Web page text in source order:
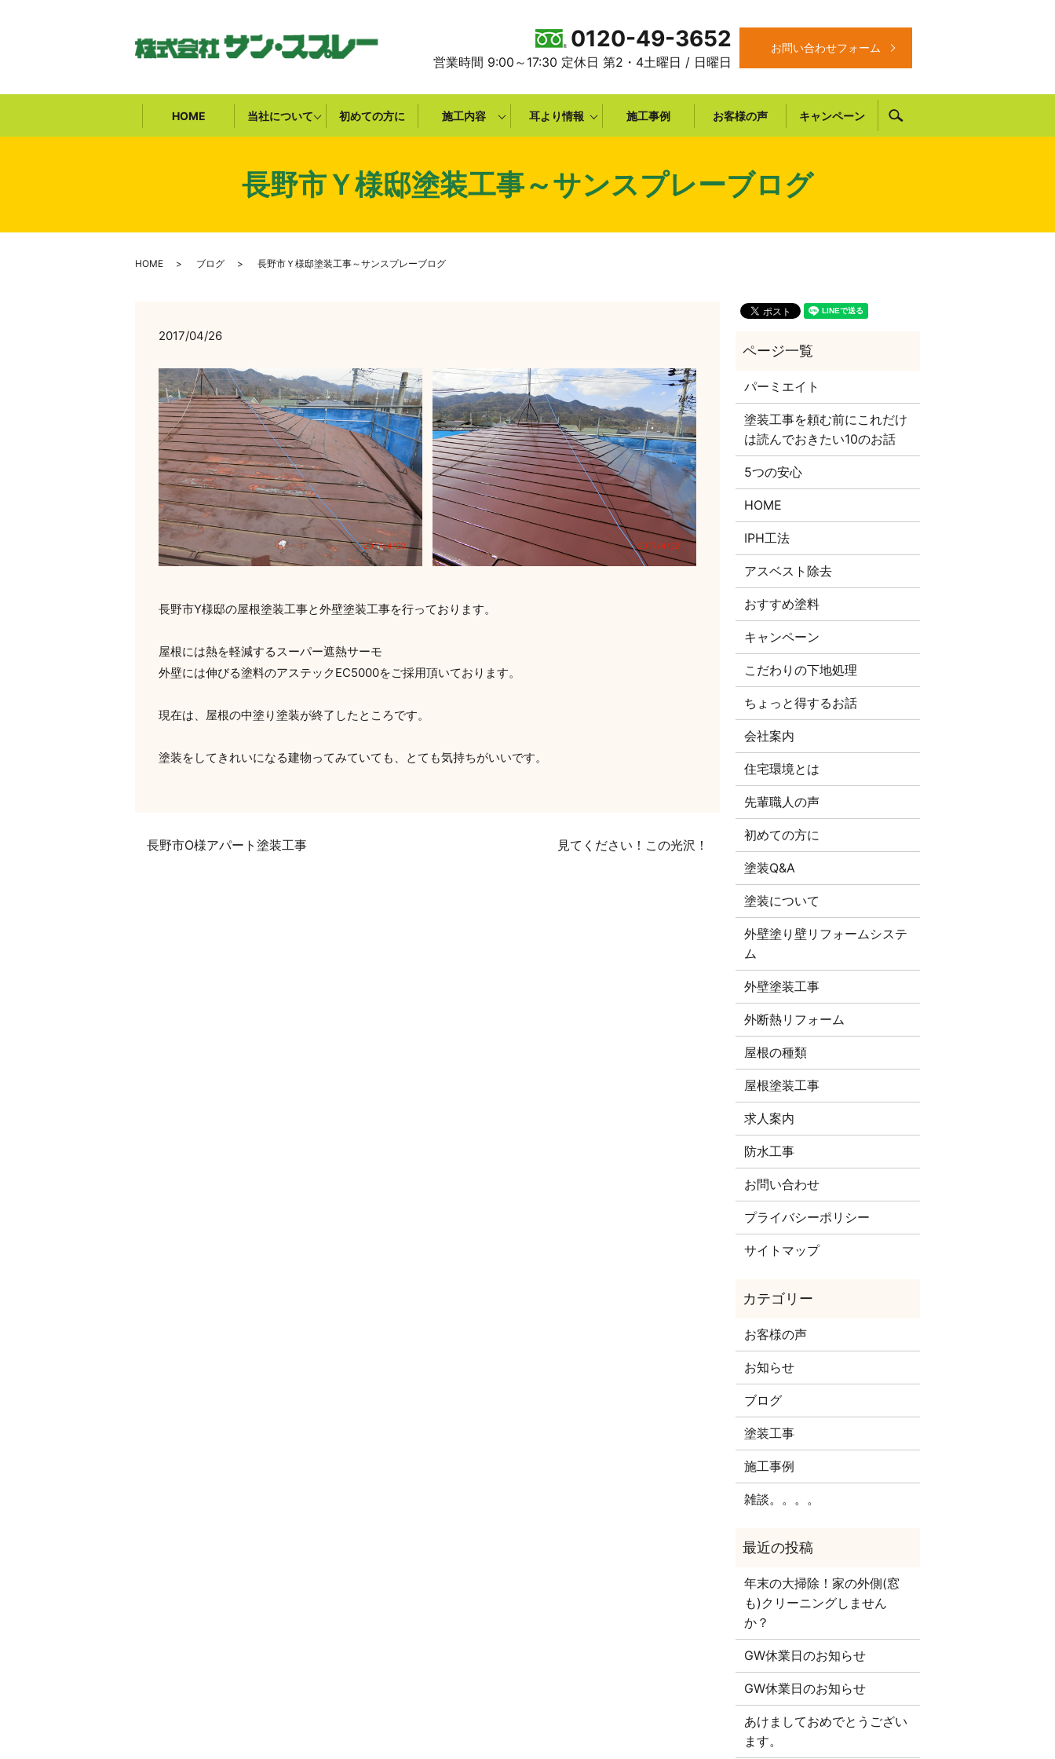
0120-49-3652
営業時間 9:00～17:30 定休日 第2・4土曜日 / 日曜日
お問い合わせフォーム
HOME 当社について 初めての方に 施工内容 耳より情報 施工事例 お客様の声 キャンペーン
長野市Ｙ様邸塗装工事～サンスプレーブログ
HOME ブログ 長野市Ｙ様邸塗装工事～サンスプレーブログ
2017/04/26
長野市Y様邸の屋根塗装工事と外壁塗装工事を行っております。
屋根には熱を軽減するスーパー遮熱サーモ
外壁には伸びる塗料のアステックEC5000をご採用頂いております。
現在は、屋根の中塗り塗装が終了したところです。
塗装をしてきれいになる建物ってみていても、とても気持ちがいいです。
長野市O様アパート塗装工事 見てください！この光沢！
パーミエイト
塗装工事を頼む前にこれだけ
は読んでおきたい10のお話
5つの安心
HOME
IPH工法
アスベスト除去
おすすめ塗料
キャンペーン
こだわりの下地処理
ちょっと得するお話
会社案内
住宅環境とは
先輩職人の声
初めての方に
塗装Q&A
塗装について
外壁塗り壁リフォームシステ
ム
外壁塗装工事
外断熱リフォーム
屋根の種類
屋根塗装工事
求人案内
防水工事
お問い合わせ
プライバシーポリシー
サイトマップ
お客様の声
お知らせ
ブログ
塗装工事
施工事例
雑談。。。。
年末の大掃除！家の外側(窓
も)クリーニングしません
か？
GW休業日のお知らせ
GW休業日のお知らせ
あけましておめでとうござい
ます。